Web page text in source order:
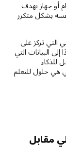
أو جهاز يهدف
بشكل متكرر
التي تركز على
البيانات التي
للذكاء
هي حلول للتعلم
مقابل